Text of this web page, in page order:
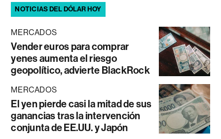
NOTICIAS DEL DÓLAR HOY
MERCADOS
Vender euros para comprar
yenes aumenta el riesgo
geopolítico, advierte BlackRock
MERCADOS
El yen pierde casi la mitad de sus
ganancias tras la intervención
conjunta de EE.UU. y Japón